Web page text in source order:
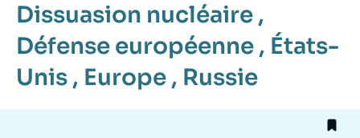
Dissuasion nucléaire ,
Défense européenne , États-
Unis , Europe , Russie